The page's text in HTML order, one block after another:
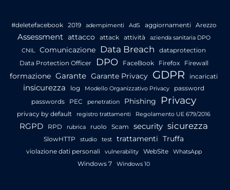
#deletefacebook 2019 adempimenti AdS aggiornamenti Arezzo
Assessment attacco attack attività
azienda sanitaria DPO
CNIL
Comunicazione Data Breach
dataprotection
Data Protection Officer
DPO FaceBook Firefox Firewall
formazione Garante Garante Privacy GDPR incaricati
insicurezza log Modello Organizzativo Privacy
password
passwords
PEC penetration Phishing Privacy
privacy by default registro trattamenti Regolamento UE 679/2016
RGPD RPD rubrica ruolo Scam security sicurezza
SlowHTTP studio test trattamenti Truffa
violazione dati personali vulnerability WebSite WhatsApp
Windows 7 Windows 10